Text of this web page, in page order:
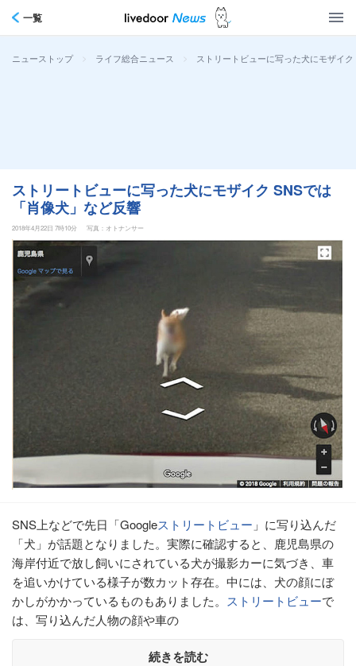
一覧
ニューストップ > ライフ総合ニュース > ストリートビューに写った犬にモザイ
ストリートビューに写った犬にモザイク SNSでは
「肖像犬」など反響
2018年4月22日 7時10分 写真：オトナンサー
SNS上などで先日「Googleストリートビュー 」に写り込んだ
「犬」が話題となりました。実際に確認すると、鹿児島県の
海岸付近で放し飼いにされている犬が撮影カーに気づき、車
を追いかけている様子が数カット存在。中には、犬の顔にぼ
かしがかかっているものもありました。 ストリートビューで
は、写り込んだ人物の顔や車の
続きを読む